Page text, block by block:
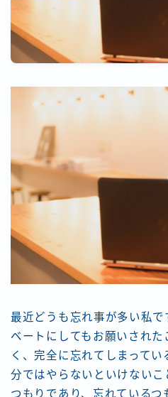
最近どうも忘れ事が多い私
ベートにしてもお願いされ
く、完全に忘れてしまって
分ではやらないといけない
つもりであり、忘れている